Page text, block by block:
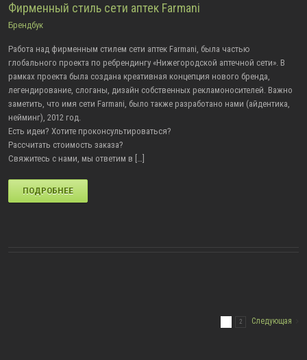
Фирменный стиль сети аптек Farmani
Брендбук
Работа над фирменным стилем сети аптек Farmani, была частью
глобального проекта по ребрендингу «Нижегородской аптечной сети». В
рамках проекта была создана креативная концепция нового бренда,
легендирование, слоганы, дизайн собственных рекламоносителей. Важно
заметить, что имя сети Farmani, было также разработано нами (айдентика,
нейминг), 2012 год.
Есть идеи? Хотите проконсультироваться?
Рассчитать стоимость заказа?
Свяжитесь с нами, мы ответим в […]
ПОДРОБНЕЕ
2 Следующая